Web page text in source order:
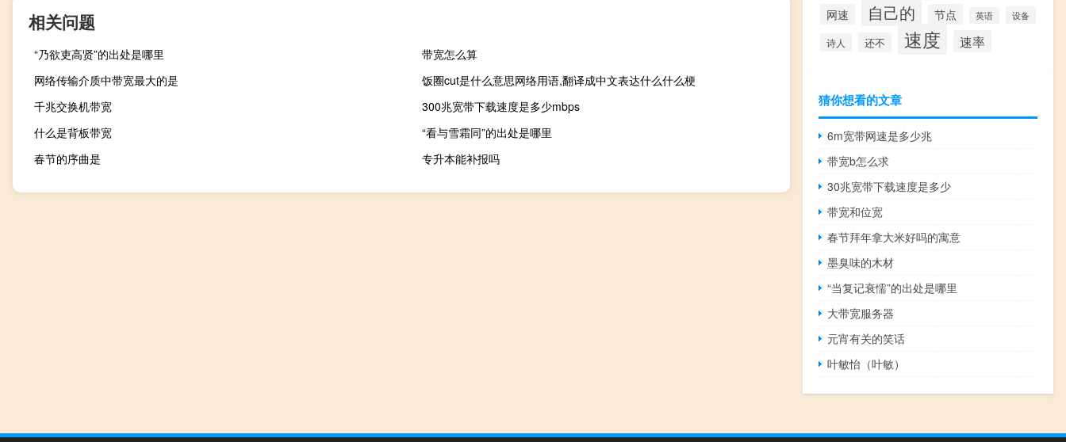
相关问题
“乃欲吏高贤”的出处是哪里
带宽怎么算
网络传输介质中带宽最大的是
饭圈cut是什么意思网络用语,翻译成中文表达什么什么梗
千兆交换机带宽
300兆宽带下载速度是多少mbps
什么是背板带宽
“看与雪霜同”的出处是哪里
春节的序曲是
专升本能补报吗
网速 自己的 节点 英语 设备
诗人 还不 速度 速率
猜你想看的文章
6m宽带网速是多少兆
带宽b怎么求
30兆宽带下载速度是多少
带宽和位宽
春节拜年拿大米好吗的寓意
墨臭味的木材
“当复记衰懦”的出处是哪里
大带宽服务器
元宵有关的笑话
叶敏怡（叶敏）